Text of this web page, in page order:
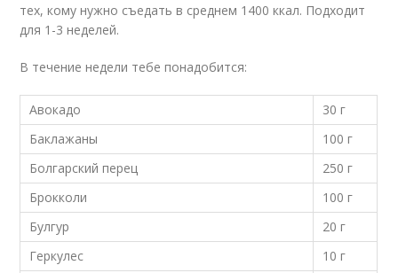
тех, кому нужно съедать в среднем 1400 ккал. Подходит
для 1-3 неделей.
В течение недели тебе понадобится:
Авокадо
30 г
Баклажаны
100 г
Болгарский перец
250 г
Брокколи
100 г
Булгур
20 г
Геркулес
10 г